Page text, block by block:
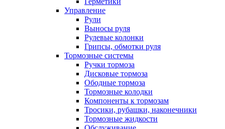
Управление
Рули
Выносы руля
Рулевые колонки
Грипсы, обмотки руля
Тормозные системы
Ручки тормоза
Дисковые тормоза
Ободные тормоза
Тормозные колодки
Компоненты к тормозам
Тросики, рубашки, наконечники
Тормозные жидкости